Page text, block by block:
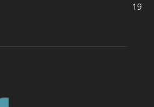
19